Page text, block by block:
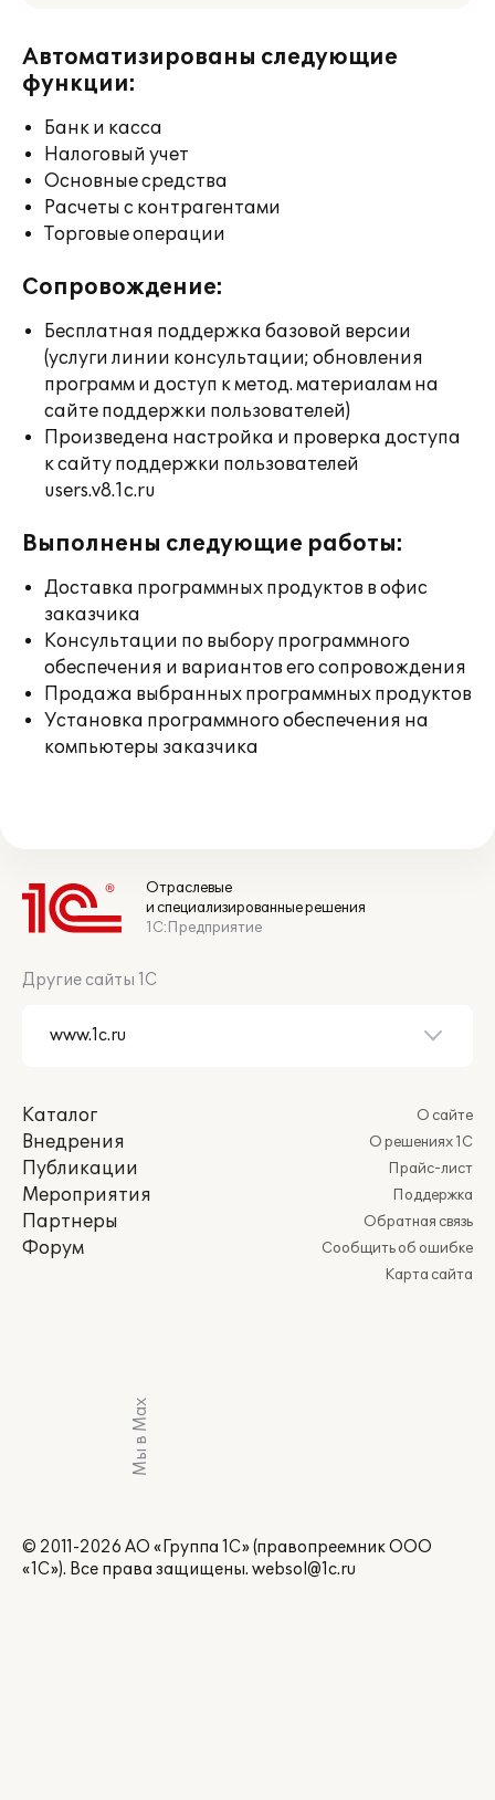
Автоматизированы следующие
функции:
Банк и касса
Налоговый учет
Основные средства
Расчеты с контрагентами
Торговые операции
Сопровождение:
Бесплатная поддержка базовой версии
(услуги линии консультации; обновления
программ и доступ к метод. материалам на
сайте поддержки пользователей)
Произведена настройка и проверка доступа
к сайту поддержки пользователей
users.v8.1c.ru
Выполнены следующие работы:
Доставка программных продуктов в офис
заказчика
Консультации по выбору программного
обеспечения и вариантов его сопровождения
Продажа выбранных программных продуктов
Установка программного обеспечения на
компьютеры заказчика
Отраслевые
и специализированные решения
1С:Предприятие
Другие сайты 1С
Каталог
Внедрения
Публикации
Мероприятия
Партнеры
Форум
О сайте
О решениях 1С
Прайс-лист
Поддержка
Обратная связь
Сообщить об ошибке
Карта сайта
Мы в Max
© 2011-2026 АО «Группа 1С» (правопреемник ООО
«1С»). Все права защищены. websol@1c.ru